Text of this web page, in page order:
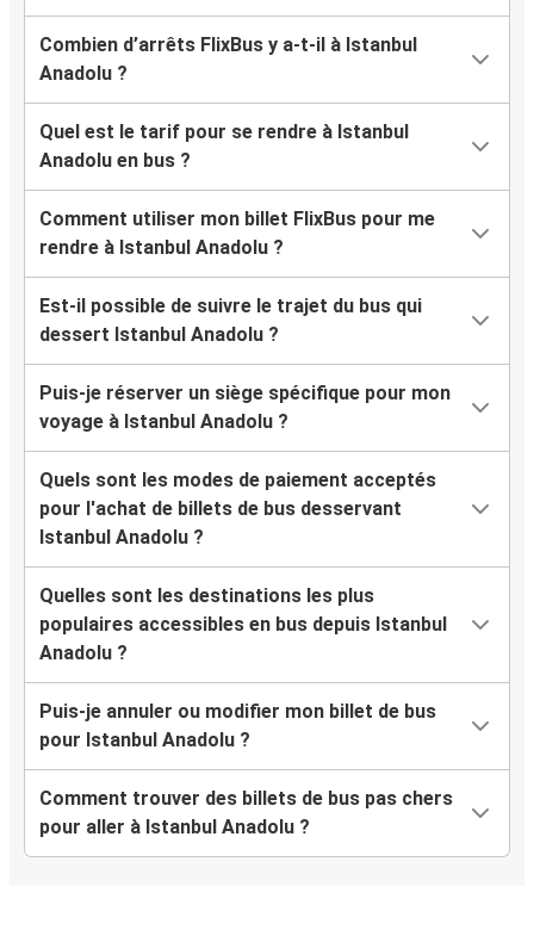
Combien d’arrêts FlixBus y a-t-il à Istanbul
Anadolu ?
Quel est le tarif pour se rendre à Istanbul
Anadolu en bus ?
Comment utiliser mon billet FlixBus pour me
rendre à Istanbul Anadolu ?
Est-il possible de suivre le trajet du bus qui
dessert Istanbul Anadolu ?
Puis-je réserver un siège spécifique pour mon
voyage à Istanbul Anadolu ?
Quels sont les modes de paiement acceptés
pour l'achat de billets de bus desservant
Istanbul Anadolu ?
Quelles sont les destinations les plus
populaires accessibles en bus depuis Istanbul
Anadolu ?
Puis-je annuler ou modifier mon billet de bus
pour Istanbul Anadolu ?
Comment trouver des billets de bus pas chers
pour aller à Istanbul Anadolu ?